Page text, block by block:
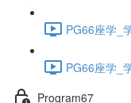
PG66座学_
PG66座学_
Program67